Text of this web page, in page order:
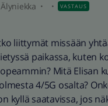
Älyniekka VASTAUS
liittymät missään
paikassa, kuten
Mitä Elisan
4/5G osalta?
kyllä saatavissa, jos